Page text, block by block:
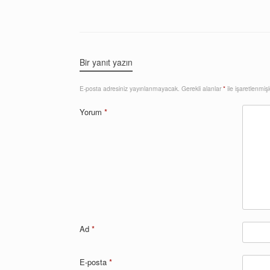
Bir yanıt yazın
E-posta adresiniz yayınlanmayacak. Gerekli alanlar* ile
Yorum *
Ad *
E-posta *